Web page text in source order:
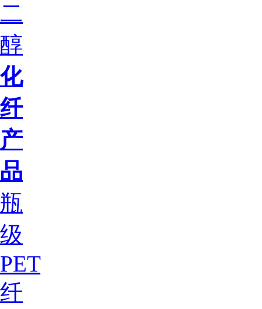
二
醇
化
纤
产
品
瓶
级
PET
纤